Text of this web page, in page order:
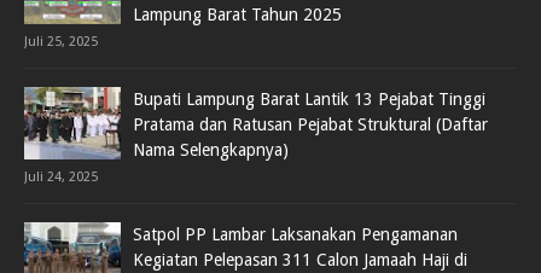
Lampung Barat Tahun 2025
Juli 25, 2025
Bupati Lampung Barat Lantik 13 Pejabat Tinggi
Pratama dan Ratusan Pejabat Struktural (Daftar
Nama Selengkapnya)
Juli 24, 2025
Satpol PP Lambar Laksanakan Pengamanan
Kegiatan Pelepasan 311 Calon Jamaah Haji di